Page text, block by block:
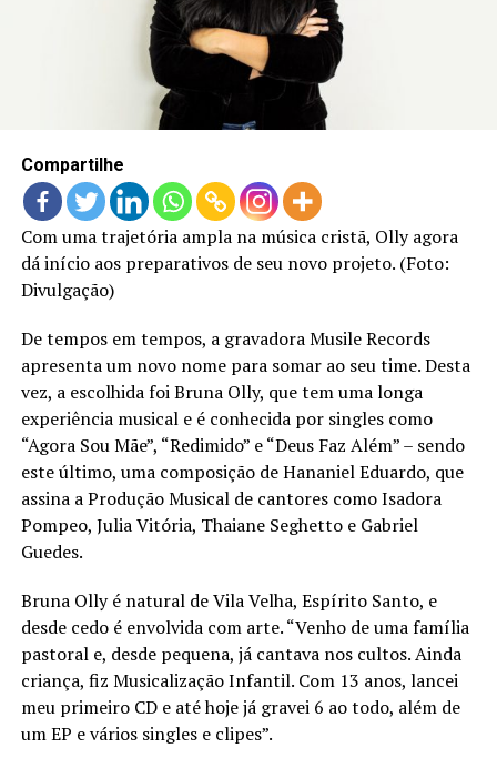
Compartilhe
Com uma trajetória ampla na música cristã, Olly agora
dá início aos preparativos de seu novo projeto. (Foto:
Divulgação)
De tempos em tempos, a gravadora Musile Records
apresenta um novo nome para somar ao seu time. Desta
vez, a escolhida foi Bruna Olly, que tem uma longa
experiência musical e é conhecida por singles como
“Agora Sou Mãe”, “Redimido” e “Deus Faz Além” – sendo
este último, uma composição de Hananiel Eduardo, que
assina a Produção Musical de cantores como Isadora
Pompeo, Julia Vitória, Thaiane Seghetto e Gabriel
Guedes.
Bruna Olly é natural de Vila Velha, Espírito Santo, e
desde cedo é envolvida com arte. “Venho de uma família
pastoral e, desde pequena, já cantava nos cultos. Ainda
criança, fiz Musicalização Infantil. Com 13 anos, lancei
meu primeiro CD e até hoje já gravei 6 ao todo, além de
um EP e vários singles e clipes”.